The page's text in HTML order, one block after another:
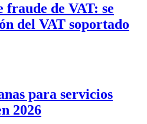
fraude de VAT: se
del VAT soportado
para servicios
2026